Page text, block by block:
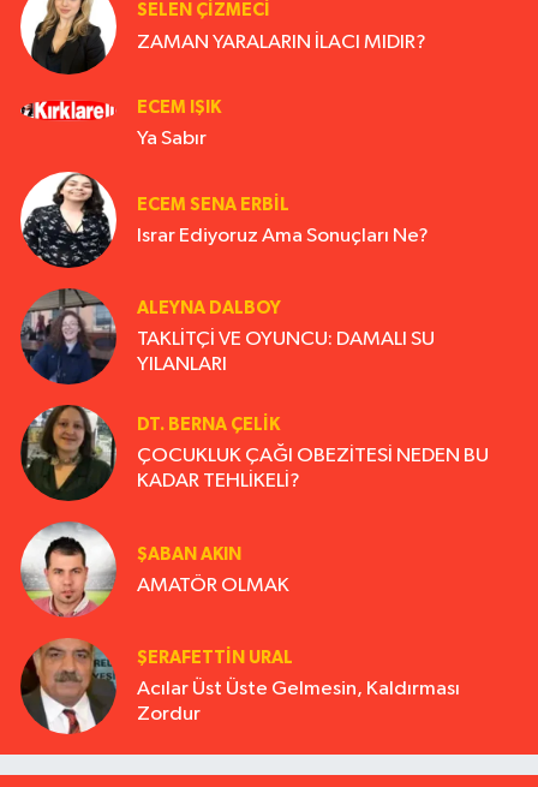
SELEN ÇİZMECİ
ZAMAN YARALARIN İLACI MIDIR?
ECEM IŞIK
Ya Sabır
ECEM SENA ERBIL
Israr Ediyoruz Ama Sonuçları Ne?
ALEYNA DALBOY
TAKLİTÇİ VE OYUNCU: DAMALI SU
YILANLARI
DT. BERNA ÇELIK
ÇOCUKLUK ÇAĞI OBEZİTESİ NEDEN BU
KADAR TEHLİKELİ?
ŞABAN AKIN
AMATÖR OLMAK
ŞERAFETTIN URAL
Acılar Üst Üste Gelmesin, Kaldırması
Zordur